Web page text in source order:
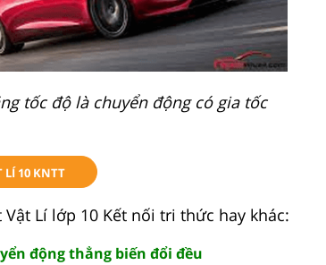
tốc độ là chuyển động có gia tốc
LÍ 10 KNTT
Lí lớp 10 Kết nối tri thức hay khác:
động thẳng biến đổi đều